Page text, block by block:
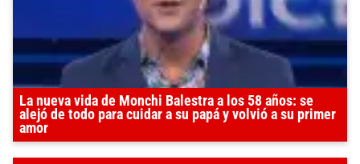
La nueva vida de Monchi Balestra a los 58 años: se
alejó de todo para cuidar a su papá y volvió a su primer
amor